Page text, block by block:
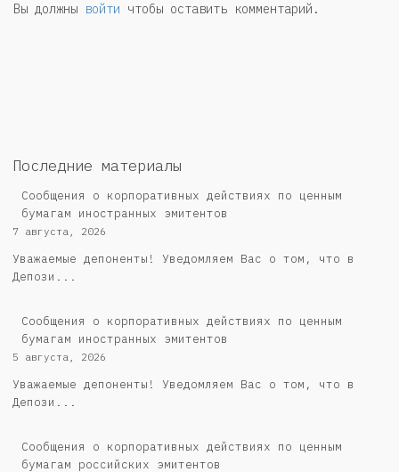
Вы должны войти чтобы оставить комментарий.
Последние материалы
Сообщения о корпоративных действиях по ценным
бумагам иностранных эмитентов
7 августа, 2026
Уважаемые депоненты! Уведомляем Вас о том, что в
Депози...
Сообщения о корпоративных действиях по ценным
бумагам иностранных эмитентов
5 августа, 2026
Уважаемые депоненты! Уведомляем Вас о том, что в
Депози...
Cообщения о корпоративных действиях по ценным
бумагам российских эмитентов